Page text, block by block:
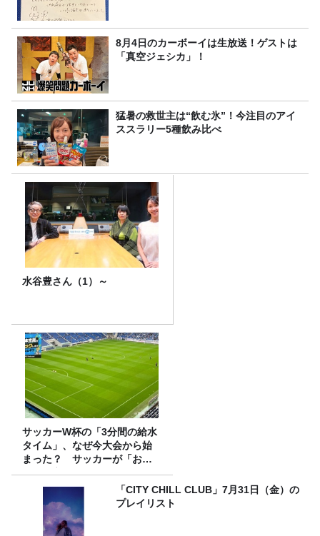
8月4日のカーボーイは生放送！ゲストは
「真空ジェシカ」！
猛暑の救世主は“飲む氷”！今注目のアイ
ススラリー5種飲み比べ
水谷豊さん（1）～
サッカーW杯の「3分間の給水
タイム」、なぜ今大会から始
まった？ サッカーが「お
金」に変わる仕組み
「CITY CHILL CLUB」7月31日（金）の
プレイリスト